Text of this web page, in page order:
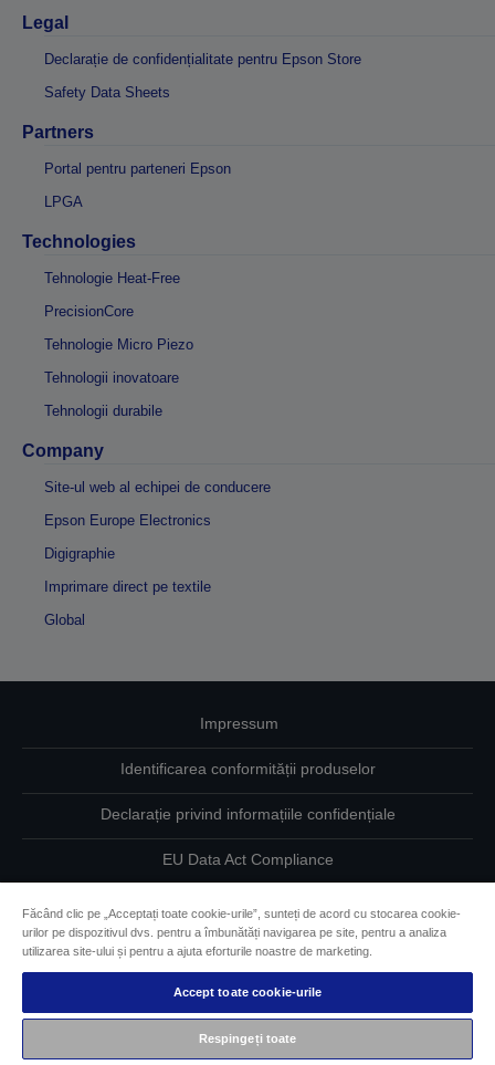
Legal
Declarație de confidențialitate pentru Epson Store
Safety Data Sheets
Partners
Portal pentru parteneri Epson
LPGA
Technologies
Tehnologie Heat-Free
PrecisionCore
Tehnologie Micro Piezo
Tehnologii inovatoare
Tehnologii durabile
Company
Site-ul web al echipei de conducere
Epson Europe Electronics
Digigraphie
Imprimare direct pe textile
Global
Impressum
Identificarea conformității produselor
Declarație privind informațiile confidențiale
EU Data Act Compliance
Informaţii despre modulele cookie
Angajamentul Epson pe linie de accesibilitate
Drepturi de autor © 2026 Seiko Epson
Făcând clic pe „Acceptați toate cookie-urile”, sunteți de acord cu stocarea cookie-
urilor pe dispozitivul dvs. pentru a îmbunătăți navigarea pe site, pentru a analiza
utilizarea site-ului și pentru a ajuta eforturile noastre de marketing.
Accept toate cookie-urile
Respingeți toate